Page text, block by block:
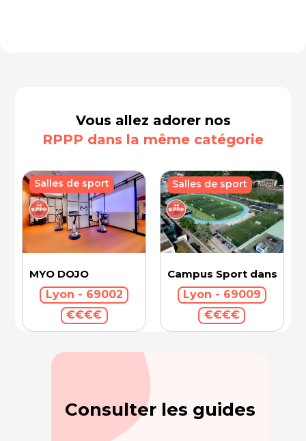
Vous allez adorer nos
RPPP dans la même catégorie
MYO DOJO
Lyon - 69002
€€€€
Salles de sport
Campus Sport dans la
Lyon - 69009
€€€€
Salles de sport
Consulter les guides